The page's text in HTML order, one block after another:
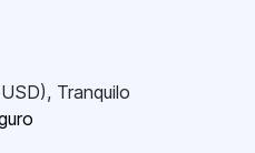
USD), Tranquilo